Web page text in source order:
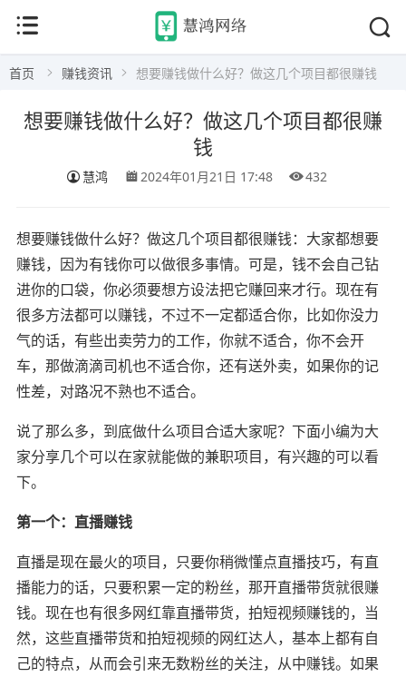
首页 赚钱资讯 想要赚钱做什么好？做这几个项目都很赚钱
想要赚钱做什么好？做这几个项目都很赚
钱
慧鸿 2024年01月21日 17:48 432
想要赚钱做什么好？做这几个项目都很赚钱：大家都想要
赚钱，因为有钱你可以做很多事情。可是，钱不会自己钻
进你的口袋，你必须要想方设法把它赚回来才行。现在有
很多方法都可以赚钱，不过不一定都适合你，比如你没力
气的话，有些出卖劳力的工作，你就不适合，你不会开
车，那做滴滴司机也不适合你，还有送外卖，如果你的记
性差，对路况不熟也不适合。
说了那么多，到底做什么项目合适大家呢？下面小编为大
家分享几个可以在家就能做的兼职项目，有兴趣的可以看
下。
第一个：直播赚钱
直播是现在最火的项目，只要你稍微懂点直播技巧，有直
播能力的话，只要积累一定的粉丝，那开直播带货就很赚
钱。现在也有很多网红靠直播带货，拍短视频赚钱的，当
然，这些直播带货和拍短视频的网红达人，基本上都有自
己的特点，从而会引来无数粉丝的关注，从中赚钱。如果